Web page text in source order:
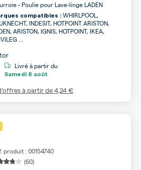
- Poulie pour Lave-linge LADEN
compatibles : WHIRLPOOL,
INDESIT, HOTPOINT ARISTON,
ARISTON, IGNIS, HOTPOINT, IKEA,
...
Livré à partir du
Samedi 8 août
à partir de4,24 €
produit : 00154740
(60)